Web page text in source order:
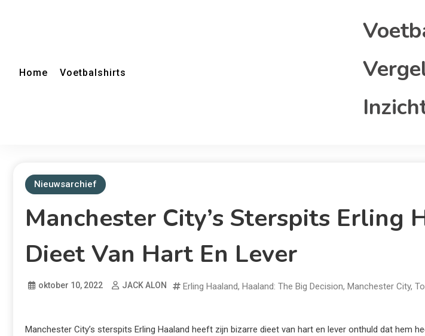
Home Voetbalshirts
Nieuwsarchief
Manchester City’s Sterspits Erling
Dieet Van Hart En Lever
oktober 10, 2022 JACK ALON Erling Haaland, Haaland: The Big Decision, Manchester City,
Manchester City’s sterspits Erling Haaland heeft zijn bizarre dieet van hart en lever onthuld dat hem